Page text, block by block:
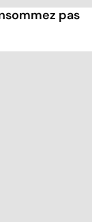
pas